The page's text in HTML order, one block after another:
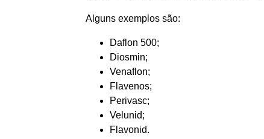
Alguns exemplos são:
Daflon 500;
Diosmin;
Venaflon;
Flavenos;
Perivasc;
Velunid;
Flavonid.